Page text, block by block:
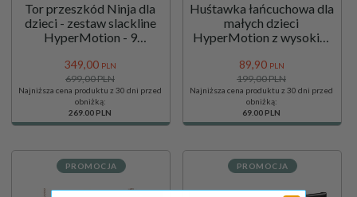
Tor przeszkód Ninja dla
dzieci - zestaw slackline
HyperMotion - 9
349,00 PLN
699,00 PLN
Najniższa cena produktu z 30 dni przed
obniżką:
269.00 PLN
Huśtawka łańcuchowa dla
małych dzieci
HyperMotion z wysokim
89,90 PLN
199,00 PLN
Najniższa cena produktu z 30 dni przed
obniżką:
69.00 PLN
PROMOCJA PROMOCJA